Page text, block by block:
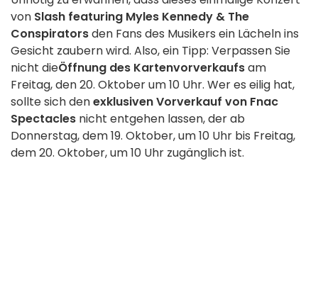
von Slash featuring Myles Kennedy & The
Conspiratorsden Fans des Musikers ein Lächeln ins
Gesicht zaubern wird. Also, ein Tipp: Verpassen Sie
nicht dieÖffnung des Kartenvorverkaufsam
Freitag, den 20. Oktober um 10 Uhr. Wer es eilig hat,
sollte sich denexklusiven Vorverkauf von Fnac
Spectacles nicht entgehen lassen, der ab
Donnerstag, dem 19. Oktober, um 10 Uhr bis Freitag,
dem 20. Oktober, um 10 Uhr zugänglich ist.